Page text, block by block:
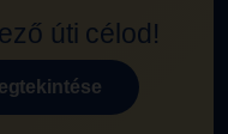
úti célod!